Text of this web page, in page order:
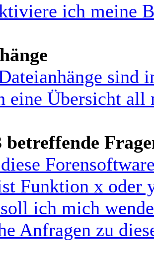
ich meine
sind
eine Übersicht all
betreffende
Funktion x oder
ich mich
Anfragen zu